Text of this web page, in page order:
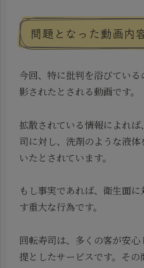
問題となった動画内
今回、特に批判を浴びてい
影されたとされる動画です。
拡散されている情報によれ
司に対し、洗剤のような液
いたとされています。
もし事実であれば、衛生面
す重大な行為です。
回転寿司は、多くの客が安
提としたサービスです。その